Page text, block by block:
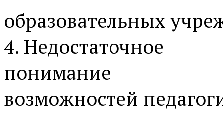
образовательных
4. Недостаточное
понимание
возможностей